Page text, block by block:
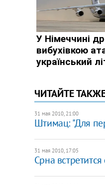
ЧИТАЙТЕ
31 мая 2010, 21:00
Штимац: "Для
31 мая 2010, 17:05
Срна